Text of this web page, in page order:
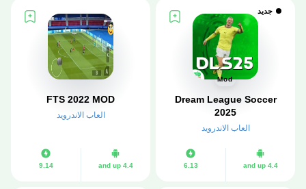
جديد
Mod
Dream League Soccer
2025
العاب الاندرويد
4.4 and up
6.13
FTS 2022 MOD
العاب الاندرويد
4.4 and up
9.14